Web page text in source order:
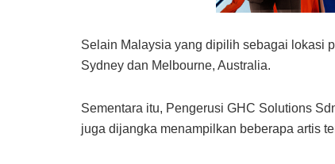
Selain Malaysia yang dipilih sebagai lokasi
Sydney dan Melbourne, Australia.
Sementara itu, Pengerusi GHC Solutions
juga dijangka menampilkan beberapa artis